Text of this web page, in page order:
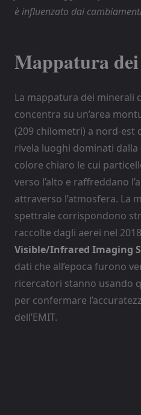
è influenzato dai
Mappatura
La mappatura dei minerali
concentra su un’area
(209 chilometri) a nord-est
rivela luoghi dominati dalla
colore chiaro le cui
verso l’alto e raffreddano
attraverso l’atmosfera. La
spettrale corrispondono
raccolte dagli aerei nel
Visible/Infrared Imaging
dati che all’epoca furono
ricercatori stanno usando
per confermare
dell’EMIT.